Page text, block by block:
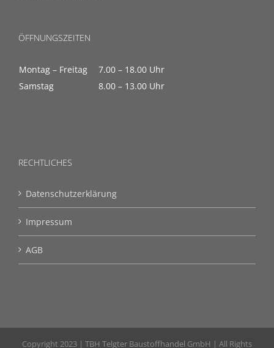
ÖFFNUNGSZEITEN
Montag – Freitag
7.00 – 18.00 Uhr
Samstag
8.00 – 13.00 Uhr
RECHTLICHES
Datenschutzerklärung
Impressum
AGB
Copyright 2023 | TBH Telgter Baustoffhandel GmbH | All Rights